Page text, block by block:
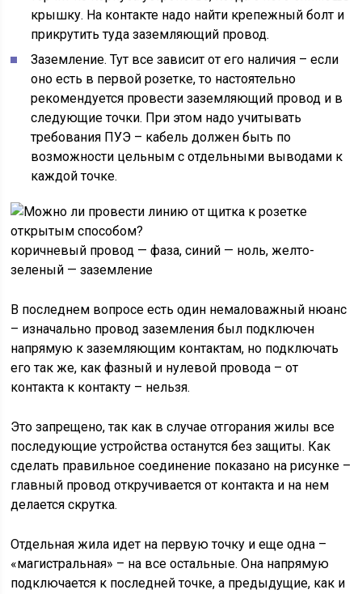
крышку. На контакте надо найти крепежный болт и
прикрутить туда заземляющий провод.
Заземление. Тут все зависит от его наличия – если
оно есть в первой розетке, то настоятельно
рекомендуется провести заземляющий провод и в
следующие точки. При этом надо учитывать
требования ПУЭ – кабель должен быть по
возможности цельным с отдельными выводами к
каждой точке.
коричневый провод — фаза, синий — ноль, желто-
зеленый — заземление
В последнем вопросе есть один немаловажный нюанс
– изначально провод заземления был подключен
напрямую к заземляющим контактам, но подключать
его так же, как фазный и нулевой провода – от
контакта к контакту – нельзя.
Это запрещено, так как в случае отгорания жилы все
последующие устройства останутся без защиты. Как
сделать правильное соединение показано на рисунке –
главный провод откручивается от контакта и на нем
делается скрутка.
Отдельная жила идет на первую точку и еще одна –
«магистральная» – на все остальные. Она напрямую
подключается к последней точке, а предыдущие, как и